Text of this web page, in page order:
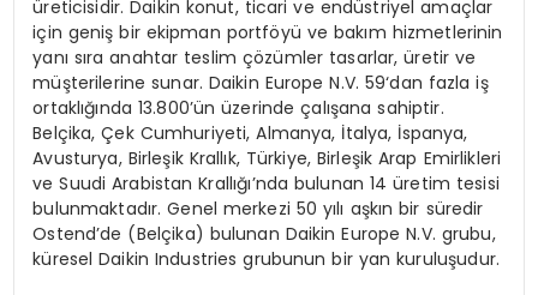
üreticisidir. Daikin konut, ticari ve endüstriyel amaçlar
için geniş bir ekipman portföyü ve bakım hizmetlerinin
yanı sıra anahtar teslim çözümler tasarlar, üretir ve
müşterilerine sunar. Daikin Europe N.V. 59‘dan fazla iş
ortaklığında 13.800’ün üzerinde çalışana sahiptir.
Belçika, Çek Cumhuriyeti, Almanya, İtalya, İspanya,
Avusturya, Birleşik Krallık, Türkiye, Birleşik Arap Emirlikleri
ve Suudi Arabistan Krallığı’nda bulunan 14 üretim tesisi
bulunmaktadır. Genel merkezi 50 yılı aşkın bir süredir
Ostend’de (Belçika) bulunan Daikin Europe N.V. grubu,
küresel Daikin Industries grubunun bir yan kuruluşudur.